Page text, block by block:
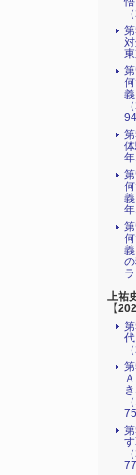
上祐
【